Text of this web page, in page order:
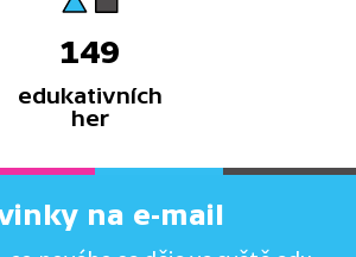
149
edukativních
her
na e-mail